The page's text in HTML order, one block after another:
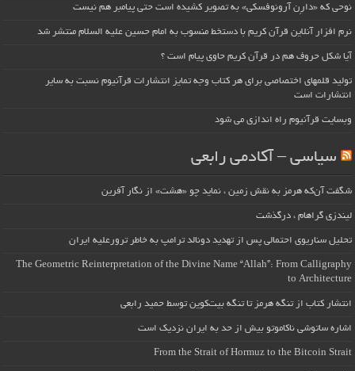
نوحی که «دارِن آرونوفسکی» به تصویر کشیده است حتی پیامبر هم نیست
نرم افزار آنلاین قرآن کریم با دستخط منسوب به امام حسین علیه السلام منتشر شد
آیا شکل حروف هم در قرآن کریم حاوی پیام است ؟
تولید قلمهای اختصاصی برای هر کتاب وجه تمایز انتشارات قرآنیوم نسبت به سایر
انتشارات است
وبسایت قرآنیوم راه اندازی می شود
سیاسی – آکادمی رابعی
شگفت آن‌که هرمز به نقش زمین ، نماید چو «هشت» از نگار آفرین
لیندزی گراهام ، درگذشت
تحلیل سناریوی احتمالی پس از تهدید دونالد ترامپ به خاطر ترورعلیه ایران
The Geometric Reinterpretation of the Divine Name “Allah”: From Calligraphy
to Architecture
انتشار کتاب از تنگه هرمز تا تنگه بیت‌کوین توسط حمید رابعی
اشاره ساتوشی ناکاموتو بیش از حد به ایران نزدیک است
From the Strait of Hormuz to the Bitcoin Strait